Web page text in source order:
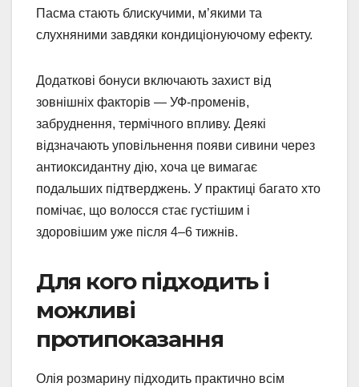
Пасма стають блискучими, м’якими та
слухняними завдяки кондиціонуючому ефекту.
Додаткові бонуси включають захист від
зовнішніх факторів — УФ-променів,
забруднення, термічного впливу. Деякі
відзначають уповільнення появи сивини через
антиоксидантну дію, хоча це вимагає
подальших підтверджень. У практиці багато хто
помічає, що волосся стає густішим і
здоровішим уже після 4–6 тижнів.
Для кого підходить і
можливі
протипоказання
Олія розмарину підходить практично всім